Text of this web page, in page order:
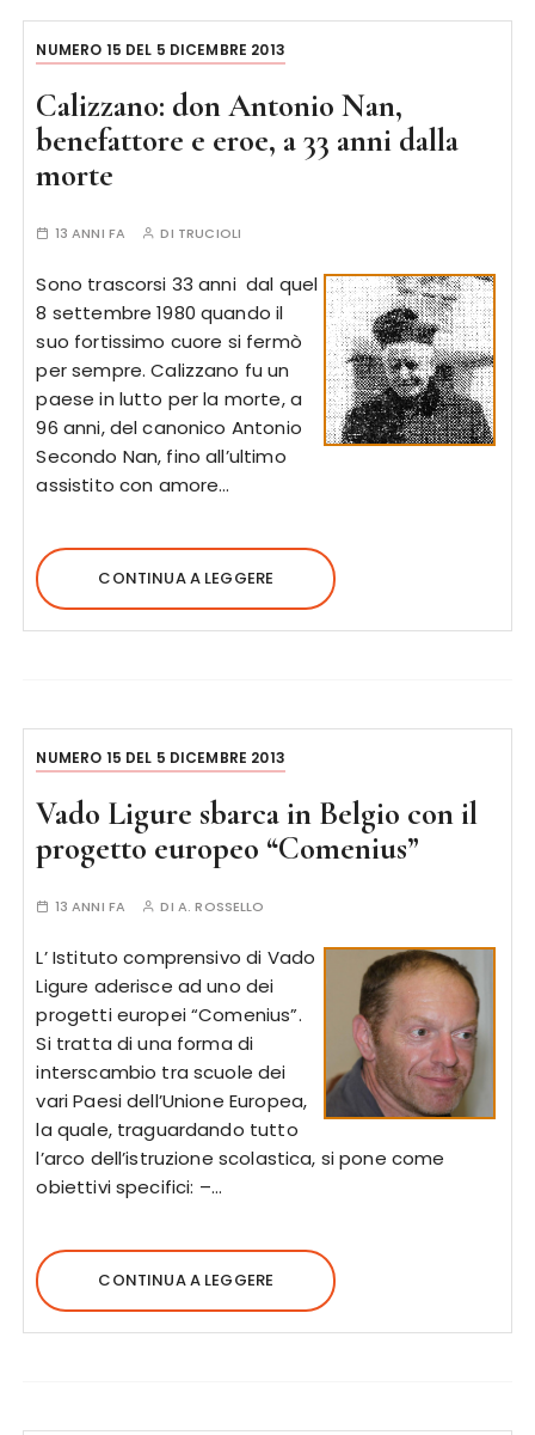
NUMERO 15 DEL 5 DICEMBRE 2013
Calizzano: don Antonio Nan,
benefattore e eroe, a 33 anni dalla
morte
13 ANNI FA DI TRUCIOLI
Sono trascorsi 33 anni dal quel
8 settembre 1980 quando il
suo fortissimo cuore si fermò
per sempre. Calizzano fu un
paese in lutto per la morte, a
96 anni, del canonico Antonio
Secondo Nan, fino all’ultimo
assistito con amore…
CONTINUA A LEGGERE
NUMERO 15 DEL 5 DICEMBRE 2013
Vado Ligure sbarca in Belgio con il
progetto europeo “Comenius”
13 ANNI FA DI A. ROSSELLO
L’ Istituto comprensivo di Vado
Ligure aderisce ad uno dei
progetti europei “Comenius”.
Si tratta di una forma di
interscambio tra scuole dei
vari Paesi dell’Unione Europea,
la quale, traguardando tutto
l’arco dell’istruzione scolastica, si pone come
obiettivi specifici: –…
CONTINUA A LEGGERE